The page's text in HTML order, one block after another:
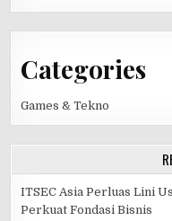
Categories
Games & Tekno
ITSEC Asia Perluas Lini
Perkuat Fondasi Bisnis